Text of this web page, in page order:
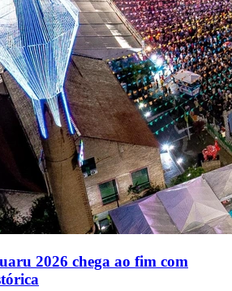
2026 chega ao fim com